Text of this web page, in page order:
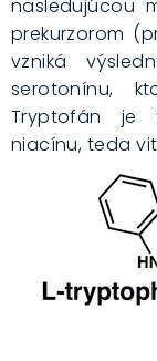
nasledujúcou
prekurzorom
vzniká
serotonínu,
Tryptofán je
niacínu, teda